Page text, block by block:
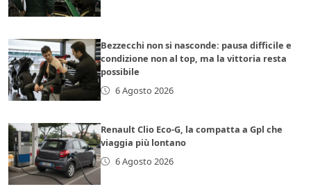
Bezzecchi non si nasconde: pausa difficile e
condizione non al top, ma la vittoria resta
possibile
6 Agosto 2026
Renault Clio Eco-G, la compatta a Gpl che
viaggia più lontano
6 Agosto 2026